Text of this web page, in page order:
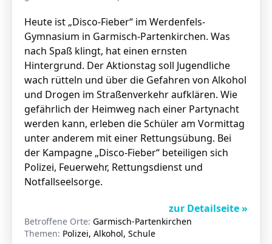
Heute ist „Disco-Fieber“ im Werdenfels-
Gymnasium in Garmisch-Partenkirchen. Was
nach Spaß klingt, hat einen ernsten
Hintergrund. Der Aktionstag soll Jugendliche
wach rütteln und über die Gefahren von Alkohol
und Drogen im Straßenverkehr aufklären. Wie
gefährlich der Heimweg nach einer Partynacht
werden kann, erleben die Schüler am Vormittag
unter anderem mit einer Rettungsübung. Bei
der Kampagne „Disco-Fieber“ beteiligen sich
Polizei, Feuerwehr, Rettungsdienst und
Notfallseelsorge.
zur Detailseite »
Betroffene Orte: Garmisch-Partenkirchen
Themen: Polizei, Alkohol, Schule